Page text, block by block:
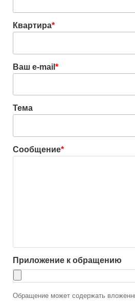
Квартира*
Ваш e-mail *
Тема
Сообщение*
Приложение к обращению
Обращение может содержать